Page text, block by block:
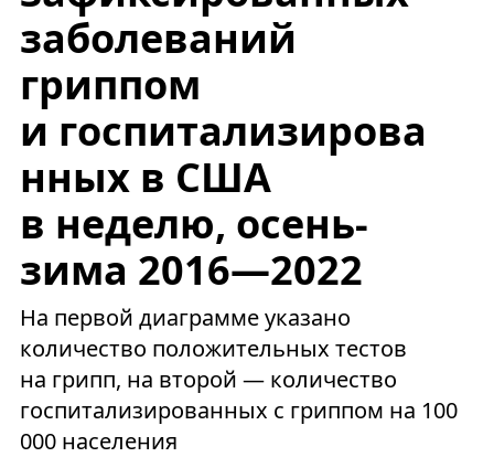
заболеваний
гриппом
и госпитализирова
нных в США
в неделю, осень-
зима 2016—2022
На первой диаграмме указано
количество положительных тестов
на грипп, на второй — количество
госпитализированных с гриппом на 100
000 населения